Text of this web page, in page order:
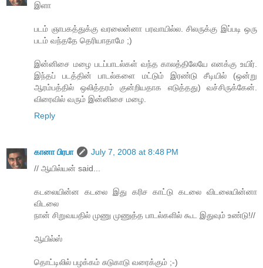
இளா
படம் ஞாபகத்துக்கு வரலைன்னா பரவாயில்ல. சிலருக்கு இப்படி ஒரு
படம் வந்ததே தெரியாதாமே ;)
இன்னிசை மழை படப்பாடல்கள் வந்த காலத்திலேயே எனக்கு உயிர்.
இந்தப் படத்தின் பாடல்களை மட்டும் இரண்டு சீடியில் (ஒன்று
ஆரம்பத்தில் ஒலித்தரம் குன்றியதாக எடுத்தது) வச்சிருக்கேன்.
விரைவில் வரும் இன்னிசை மழை.
Reply
கானா பிரபா
July 7, 2008 at 8:48 PM
// ஆயில்யன் said...
கடலையின்ன கடலை இது கரிச காட்டு கடலை விடலையின்னா
விடலை
நான் சிறுவயதில் முணு முணுத்த பாடல்களில் கூட இதுவும் உண்டு!//
ஆயில்ஸ்
தொட்டிலில் பழக்கம் சுடுகாடு வரைக்கும் ;-)